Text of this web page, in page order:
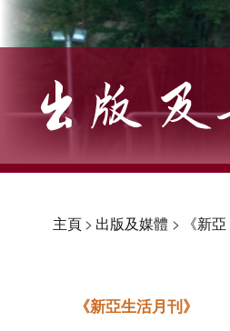
主頁> 出版及媒體 > 《新
《新亞生活月刊》